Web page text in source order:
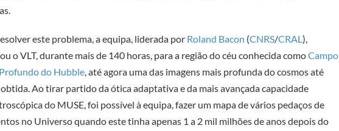
este problema, a equipa, liderada por Roland Bacon (CNRS/CRAL),
o VLT, durante mais de 140 horas, para a região do céu conhecida comoCampo
do Hubble, até agora uma das imagens mais profunda do cosmos até
Ao tirar partido da ótica adaptativa e da mais avançada capacidade
do MUSE, foi possível à equipa, fazer um mapa de vários pedaços de
no Universo quando este tinha apenas 1 a 2 mil milhões de anos depois do